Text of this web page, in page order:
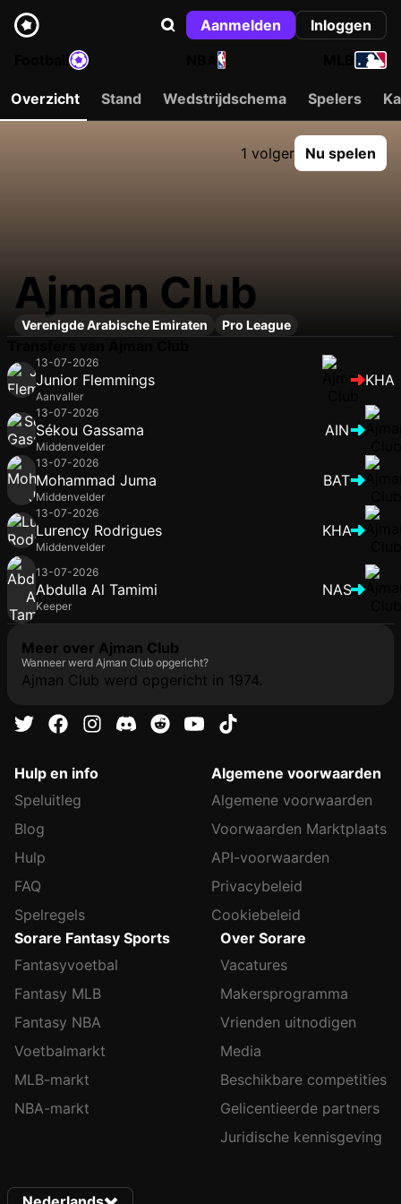
Aanmelden
Inloggen
NBA
Overzicht Stand Wedstrijdschema Spelers
1 volger Nu spelen
Ajman Club
Verenigde Arabische Emiraten Pro League
13-07-2026
Junior Flemmings
Aanvaller
KHA
13-07-2026
Sékou Gassama
Middenvelder
AIN
13-07-2026
Mohammad Juma
Middenvelder
BAT
13-07-2026
Lurency Rodrigues
Middenvelder
KHA
13-07-2026
Abdulla Al Tamimi
Keeper
NAS
Meer over Ajman Club
Wanneer werd Ajman Club opgericht?
Ajman Club werd opgericht in 1974.
Hulp en info
Speluitleg
Blog
Hulp
FAQ
Spelregels
Algemene voorwaarden
Algemene voorwaarden
Voorwaarden Marktplaats
API-voorwaarden
Privacybeleid
Cookiebeleid
Sorare Fantasy Sports
Fantasyvoetbal
Fantasy MLB
Fantasy NBA
Voetbalmarkt
MLB-markt
NBA-markt
Over Sorare
Vacatures
Makersprogramma
Vrienden uitnodigen
Media
Beschikbare competities
Gelicentieerde partners
Juridische kennisgeving